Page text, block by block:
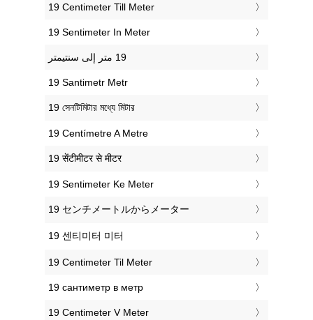
‎19 Centimeter Till Meter
‎19 Sentimeter In Meter
‎19 Santimetr Metr
‎19 সেনটিমিটার মধ্যে মিটার
‎19 Centímetre A Metre
‎19 सेंटीमीटर से मीटर
‎19 Sentimeter Ke Meter
‎19 センチメートルからメーター
‎19 센티미터 미터
‎19 Centimeter Til Meter
‎19 сантиметр в метр
‎19 Centimeter V Meter